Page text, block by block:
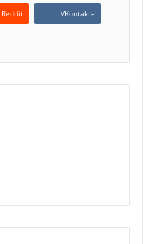
Reddit VKontakte